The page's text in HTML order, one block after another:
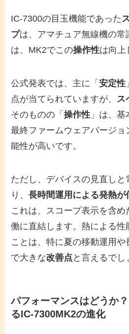
IC-7300の目玉機能であった
プは、アマチュア無線機の
は、MK2でこの操作性は向上
公式発表では、主に「安定性
点が当てられていますが、 ス
そのものの「操作性 」は、
最終ファームウェアバージ
能性が高いです。
ただし、デバイスの見直しと
り、長時間運用による発熱が
これは、スコープ表示を含
働に直結します。熱による性
ことは、特に夏の移動運用や
で大きな改善点 と言えるでし
パフォーマンスはどうか
るIC-7300MK2の進化